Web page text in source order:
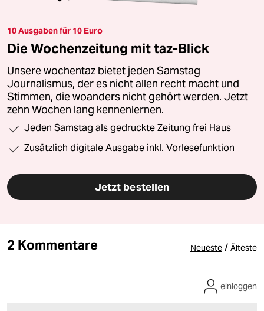
10 Ausgaben für 10 Euro
Die Wochenzeitung mit taz-Blick
Unsere wochentaz bietet jeden Samstag
Journalismus, der es nicht allen recht macht und
Stimmen, die woanders nicht gehört werden. Jetzt
zehn Wochen lang kennenlernen.
Jeden Samstag als gedruckte Zeitung frei Haus
Zusätzlich digitale Ausgabe inkl. Vorlesefunktion
Jetzt bestellen
2 Kommentare Neueste / Älteste
einloggen